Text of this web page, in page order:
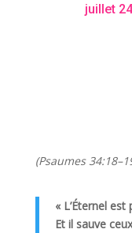
juillet
(Psaumes
« L’Éternel
Et il sauve